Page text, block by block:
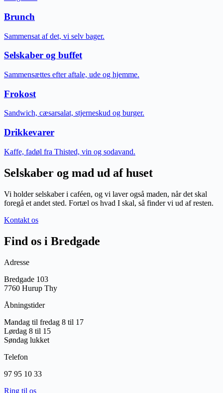
Brunch
Sammensat af det, vi selv bager.
Selskaber og buffet
Sammensættes efter aftale, ude og hjemme.
Frokost
Sandwich, cæsarsalat, stjerneskud og burger.
Drikkevarer
Kaffe, fadøl fra Thisted, vin og sodavand.
Selskaber og mad ud af huset
Vi holder selskaber i caféen, og vi laver også maden, når det skal
foregå et andet sted. Fortæl os hvad I skal, så finder vi ud af resten.
Kontakt os
Find os i Bredgade
Adresse
Bredgade 103
7760 Hurup Thy
Åbningstider
Mandag til fredag 8 til 17
Lørdag 8 til 15
Søndag lukket
Telefon
97 95 10 33
Ring til os